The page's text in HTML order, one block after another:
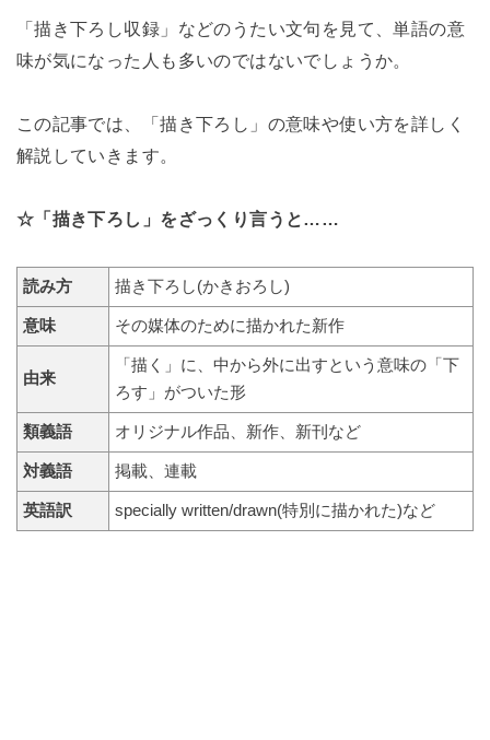
「描き下ろし収録」などのうたい文句を見て、単語の意
味が気になった人も多いのではないでしょうか。
この記事では、「描き下ろし」の意味や使い方を詳しく
解説していきます。
☆「描き下ろし」をざっくり言うと……
読み方 描き下ろし(かきおろし)
意味 その媒体のために描かれた新作
由来
「描く」に、中から外に出すという意味の「下
ろす」がついた形
類義語 オリジナル作品、新作、新刊など
対義語 掲載、連載
英語訳 specially written/drawn(特別に描かれた)など